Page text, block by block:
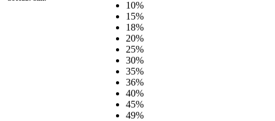
10%
15%
18%
20%
25%
30%
35%
36%
40%
45%
49%